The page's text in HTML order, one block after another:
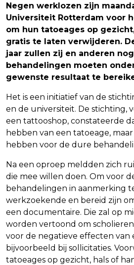
Negen werklozen zijn
Universiteit Rotterdam voor
om hun tatoeages op
gratis te laten verwijderen.
jaar zullen zij en anderen
behandelingen moeten
gewenste resultaat te
Het is een initiatief van de
en de universiteit. De stichting,
een tattooshop, constateerde
hebben van een tatoeage,
hebben voor de dure
Na een oproep meldden zich
die mee willen doen. Om voor
behandelingen in aanmerking
werkzoekende en bereid zijn
een documentaire. Die zal op
worden vertoond om
voor de negatieve effecten van
bijvoorbeeld bij sollicitaties.
tatoeages op gezicht, hals of